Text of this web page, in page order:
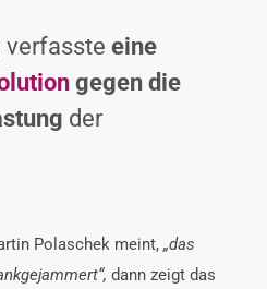
verfasste eine
gegen die
der
Polaschek meint, „das
dann zeigt das